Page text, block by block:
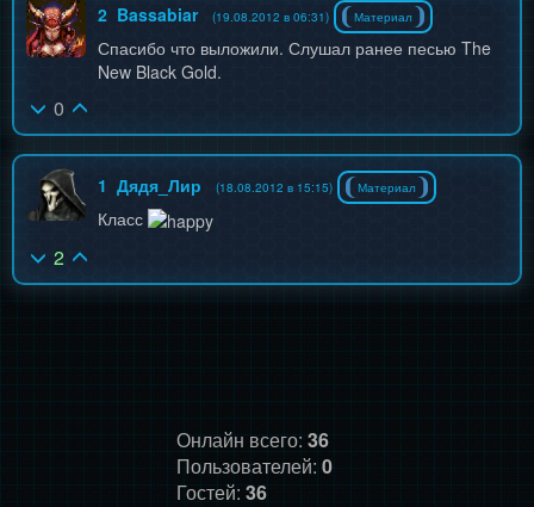
2 Bassabiar (19.08.2012 в 06:31) Материал
Спасибо что выложили. Слушал ранее песью The
New Black Gold.
0
1 Дядя_Лир (18.08.2012 в 15:15) Материал
Класс
2
Онлайн всего: 36
Пользователей: 0
Гостей: 36